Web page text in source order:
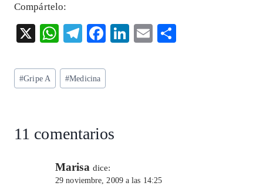
Compártelo:
X
W
ts
A
p
T
eg
ra
F
k
Li E
Etiquetas
de
#Gripe A #Medicina
11 comentarios
Marisa dice:
29 noviembre, 2009 a las 14:25